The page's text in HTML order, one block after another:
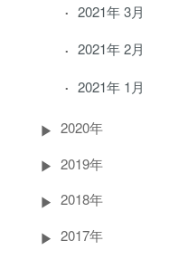
2021年 3月
2021年 2月
2021年 1月
2020年
2019年
2018年
2017年